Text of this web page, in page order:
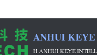
ANHUI
Η ANHUI KEYE